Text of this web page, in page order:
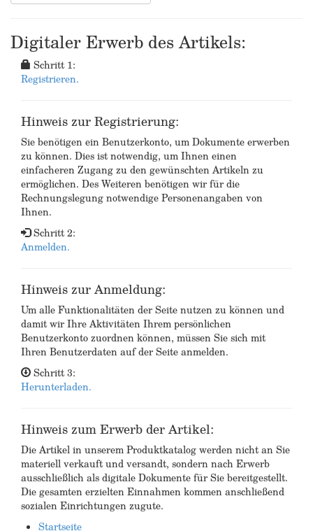
Digitaler Erwerb des Artikels:
Schritt 1:
Registrieren.
Hinweis zur Registrierung:
Sie benötigen ein Benutzerkonto, um Dokumente erwerben
zu können. Dies ist notwendig, um Ihnen einen
einfacheren Zugang zu den gewünschten Artikeln zu
ermöglichen. Des Weiteren benötigen wir für die
Rechnungslegung notwendige Personenangaben von
Ihnen.
Schritt 2:
Anmelden.
Hinweis zur Anmeldung:
Um alle Funktionalitäten der Seite nutzen zu können und
damit wir Ihre Aktivitäten Ihrem persönlichen
Benutzerkonto zuordnen können, müssen Sie sich mit
Ihren Benutzerdaten auf der Seite anmelden.
Schritt 3:
Herunterladen.
Hinweis zum Erwerb der Artikel:
Die Artikel in unserem Produktkatalog werden nicht an Sie
materiell verkauft und versandt, sondern nach Erwerb
ausschließlich als digitale Dokumente für Sie bereitgestellt.
Die gesamten erzielten Einnahmen kommen anschließend
sozialen Einrichtungen zugute.
Startseite